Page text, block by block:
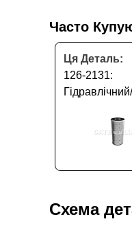
Часто
Ця Деталь:
126-2131:
Гідравлічний/
Схема